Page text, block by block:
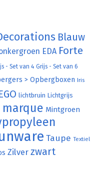
Blauw
EDA Forte
- Set van 4 Grijs - Set van 6
> Opbergboxen Iris
lichtbruin Lichtgrijs
Mintgroen
Taupe Textiel
Zilver zwart